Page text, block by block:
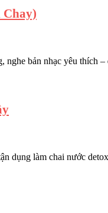
Chay)
nghe bản nhạc yêu
dụng làm chai nước